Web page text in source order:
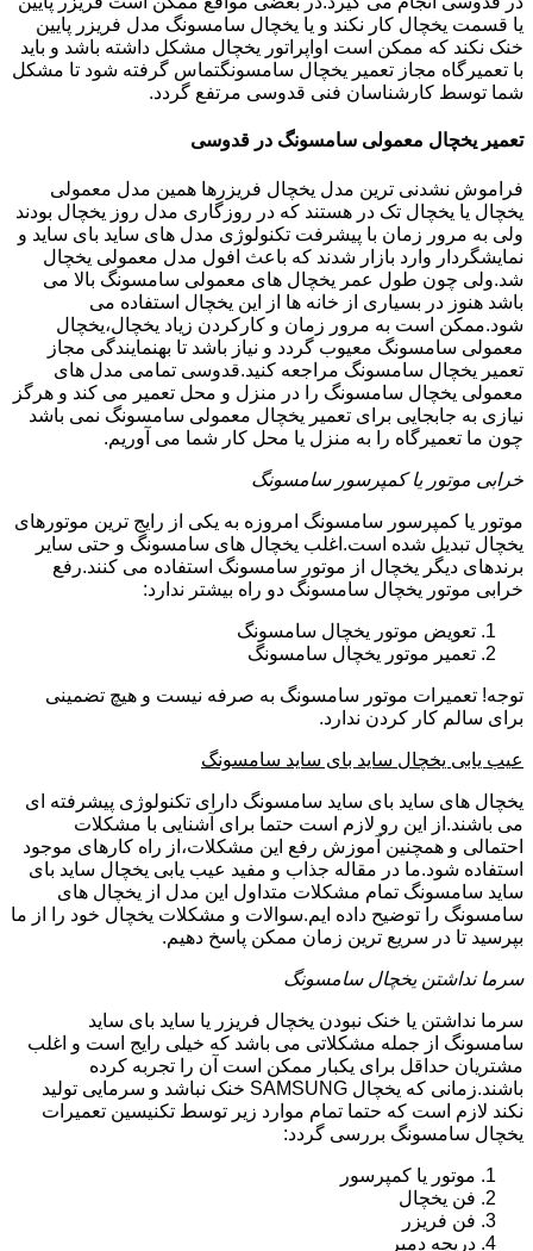
یا قسمت یخچال کار نکند و یا یخچال سامسونگ مدل فریزر پایین
خنک نکند که ممکن است اواپراتور یخچال مشکل داشته باشد و باید
با تعمیرگاه مجاز تعمیر یخچال سامسونگتماس گرفته شود تا مشکل
شما توسط کارشناسان فنی قدوسی مرتفع گردد.
تعمیر یخچال معمولی سامسونگ در قدوسی
فراموش نشدنی ترین مدل یخچال فریزرها همین مدل معمولی
یخچال یا یخچال تک در هستند که در روزگاری مدل روز یخچال بودند
ولی به مرور زمان با پیشرفت تکنولوژی مدل های ساید بای ساید و
نمایشگردار وارد بازار شدند که باعث افول مدل معمولی یخچال
شد.ولی چون طول عمر یخچال های معمولی سامسونگ بالا می
باشد هنوز در بسیاری از خانه ها از این یخچال استفاده می
شود.ممکن است به مرور زمان و کارکردن زیاد یخچال،یخچال
معمولی سامسونگ معیوب گردد و نیاز باشد تا بهنمایندگی مجاز
تعمیر یخچال سامسونگ مراجعه کنید.قدوسی تمامی مدل های
معمولی یخچال سامسونگ را در منزل و محل تعمیر می کند و هرگز
نیازی به جابجایی برای تعمیر یخچال معمولی سامسونگ نمی باشد
چون ما تعمیرگاه را به منزل یا محل کار شما می آوریم.
خرابی موتور یا کمپرسور سامسونگ
موتور یا کمپرسور سامسونگ امروزه به یکی از رایج ترین موتورهای
یخچال تبدیل شده است.اغلب یخچال های سامسونگ و حتی سایر
برندهای دیگر یخچال از موتور سامسونگ استفاده می کنند.رفع
خرابی موتور یخچال سامسونگ دو راه بیشتر ندارد:
تعویض موتور یخچال سامسونگ
تعمیر موتور یخچال سامسونگ
توجه! تعمیرات موتور سامسونگ به صرفه نیست و هیچ تضمینی
برای سالم کار کردن ندارد.
عیب یابی یخچال ساید بای ساید سامسونگ
یخچال های ساید بای ساید سامسونگ دارای تکنولوژی پیشرفته ای
می باشند.از این رو لازم است حتما برای آشنایی با مشکلات
احتمالی و همچنین آموزش رفع این مشکلات،از راه کارهای موجود
استفاده شود.ما در مقاله جذاب و مفید عیب یابی یخچال ساید بای
ساید سامسونگ تمام مشکلات متداول این مدل از یخچال های
سامسونگ را توضیح داده ایم.سوالات و مشکلات یخچال خود را از ما
بپرسید تا در سریع ترین زمان ممکن پاسخ دهیم.
سرما نداشتن یخچال سامسونگ
سرما نداشتن یا خنک نبودن یخچال فریزر یا ساید بای ساید
سامسونگ از جمله مشکلاتی می باشد که خیلی رایج است و اغلب
مشتریان حداقل برای یکبار ممکن است آن را تجربه کرده
باشند.زمانی که یخچال SAMSUNG خنک نباشد و سرمایی تولید
نکند لازم است که حتما تمام موارد زیر توسط تکنیسین تعمیرات
یخچال سامسونگ بررسی گردد:
موتور یا کمپرسور
فن یخچال
فن فریزر
دریچه دمپر